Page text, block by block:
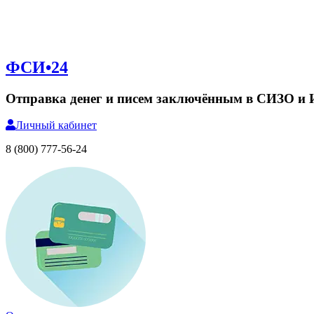
ФСИ•24
Отправка денег и писем заключённым в СИЗО и
Личный кабинет
8 (800) 777-56-24